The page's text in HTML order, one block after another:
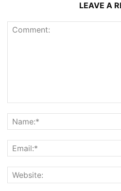
LEAVE A